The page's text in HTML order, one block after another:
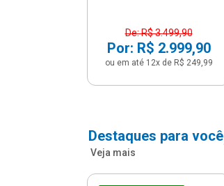
De: R$ 3.499,90
Por: R$ 2.999,90
ou em até 12x de R$ 249,99
Destaques para você
Veja mais